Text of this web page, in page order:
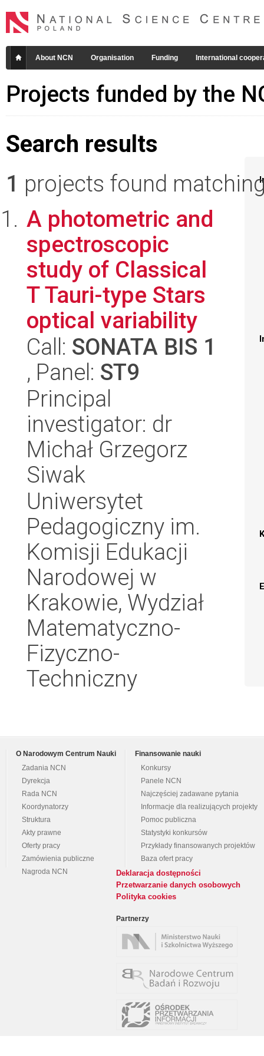
About NCN Organisation Funding International
Projects funded by the
Search results
1 projects found
A photometric and
spectroscopic
study of Classical
T Tauri-type Stars
optical variability
Call: SONATA BIS 1
, Panel: ST9
Principal
investigator: dr
Michał Grzegorz
Siwak
Uniwersytet
Pedagogiczny im.
Komisji Edukacji
Narodowej w
Krakowie, Wydział
Matematyczno-
Fizyczno-
Techniczny
O Narodowym Centrum Nauki
Zadania NCN
Dyrekcja
Rada NCN
Koordynatorzy
Struktura
Akty prawne
Oferty pracy
Zamówienia publiczne
Nagroda NCN
Finansowanie nauki
Konkursy
Panele NCN
Najczęściej zadawane pytania
Informacje dla realizujących projekty
Pomoc publiczna
Statystyki konkursów
Przykłady finansowanych projektów
Baza ofert pracy
Deklaracja dostępności
Przetwarzanie danych osobowych
Polityka cookies
Partnerzy